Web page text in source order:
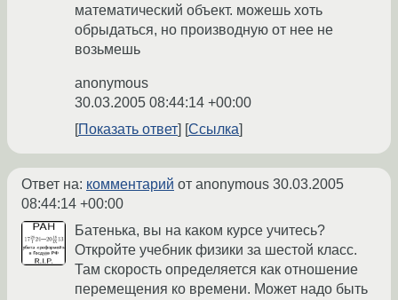
математический объект. можешь хоть
обрыдаться, но производную от нее не
возьмешь
anonymous
30.03.2005 08:44:14 +00:00
Показать ответ
Ссылка
Ответ на: комментарий от anonymous 30.03.2005
08:44:14 +00:00
Батенька, вы на каком курсе учитесь?
Откройте учебник физики за шестой класс.
Там скорость определяется как отношение
перемещения ко времени. Может надо быть